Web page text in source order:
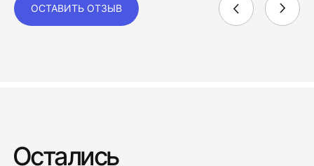
ОСТАВИТЬ ОТЗЫВ
Остались